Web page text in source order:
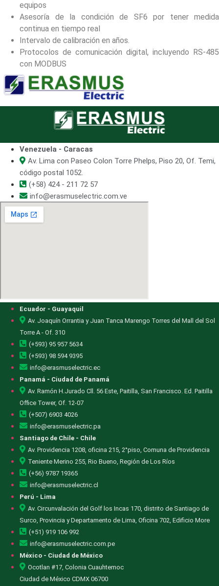
equipos
Asesoría de la condición de SF6 por tener medida
continua en tiempo real
Intervalo de calibración en años.
Protocolos de comunicación digital, incluyendo RS-485
con MODBUS
Venezuela - Caracas
Av. Lima con Paseo Colon Torre Phelps, Piso 20, Of. Temi,
código postal 1052.
(+58) 424 - 211 72 57
info@erasmuselectric.com.ve
Ecuador - Guayaquil
Av. Joaquín Orrantia y Juan Tanca Marengo Torres del Mall del Sol
Torre A - Of. 310
(+593) 95 957 5634
(+593) 98 594 9395
info@erasmuselectric.ec
Panamá - Ciudad de Panamá
Av. Ramón H.Jurado Cll. 56 Este, Paitilla, San Francisco. Ed. Paitilla
Office Tower, Of. 12-07
(+507) 6903 4026
info@erasmuselectric.pa
Santiago de Chile - Chile
Av. Providencia 1208, oficina 215, 2°piso, Comuna de Providencia
Teniente Merino 255, Rio Bueno, Región de Los Ríos
(+56) 9787 19365
info@erasmuselectric.cl
Perú - Lima
Av. Circunvalación del Golf los Incas 170, distrito de Santiago de
Surco, Provincia y Departamento de Lima, Oficina 702, Edificio More
(+51) 919 106 992
info@erasmuselectric.com.pe
México - Ciudad de México
Ocotlan #17, Colonia Cuauhtemoc
Ciudad de México CDMX 06700